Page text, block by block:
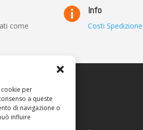
per
a queste
di navigazione o
influire
come
 Info
Costi
TRASPARENZA
Policy
Policy (UE)